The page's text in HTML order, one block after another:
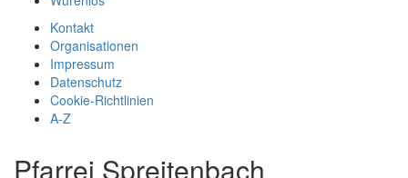
Kontakt
Organisationen
Impressum
Datenschutz
Cookie-Richtlinien
A-Z
Pfarrei Spreitenbach